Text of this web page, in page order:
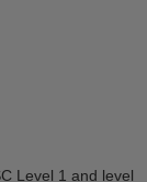
Level 1 and level